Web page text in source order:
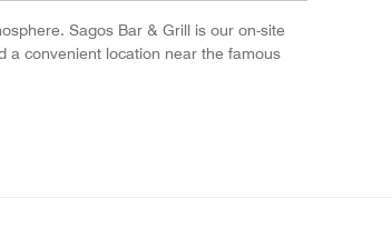
Sagos Bar & Grill is our on-site
a convenient location near the famous